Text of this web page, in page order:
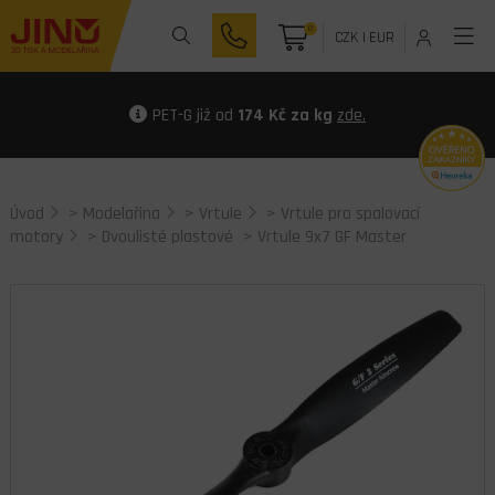
0 CZK| EUR
PET-G již od 174 Kč za kg zde.
Úvod > Modelařina > Vrtule > Vrtule pro spalovací
motory
> Dvoulisté plastové > Vrtule 9x7 GF Master